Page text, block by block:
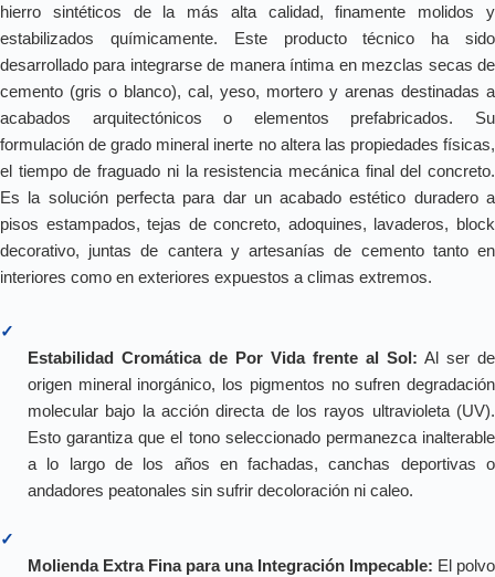
hierro sintéticos de la más alta calidad, finamente molidos y
estabilizados químicamente. Este producto técnico ha sido
desarrollado para integrarse de manera íntima en mezclas secas de
cemento (gris o blanco), cal, yeso, mortero y arenas destinadas a
acabados arquitectónicos o elementos prefabricados. Su
formulación de grado mineral inerte no altera las propiedades físicas,
el tiempo de fraguado ni la resistencia mecánica final del concreto.
Es la solución perfecta para dar un acabado estético duradero a
pisos estampados, tejas de concreto, adoquines, lavaderos, block
decorativo, juntas de cantera y artesanías de cemento tanto en
interiores como en exteriores expuestos a climas extremos.
✓
Estabilidad Cromática de Por Vida frente al Sol: Al ser de
origen mineral inorgánico, los pigmentos no sufren degradación
molecular bajo la acción directa de los rayos ultravioleta (UV).
Esto garantiza que el tono seleccionado permanezca inalterable
a lo largo de los años en fachadas, canchas deportivas o
andadores peatonales sin sufrir decoloración ni caleo.
✓
Molienda Extra Fina para una Integración Impecable: El polvo